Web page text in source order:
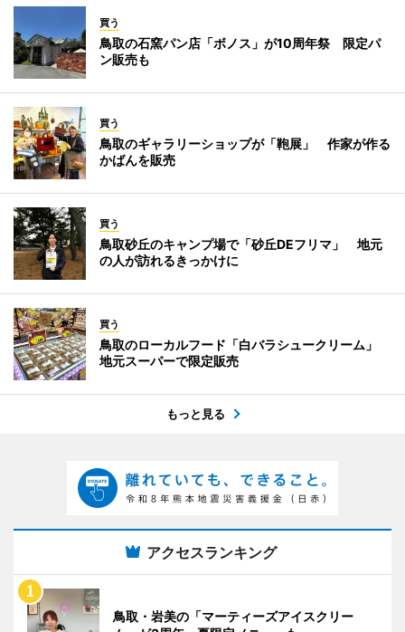
買う
鳥取の石窯パン店「ボノス」が10周年祭 限定パ
ン販売も
買う
鳥取のギャラリーショップが「鞄展」 作家が作る
かばんを販売
買う
鳥取砂丘のキャンプ場で「砂丘DEフリマ」 地元
の人が訪れるきっかけに
買う
鳥取のローカルフード「白バラシュークリーム」
地元スーパーで限定販売
もっと見る
アクセスランキング
鳥取・岩美の「マーティーズアイスクリー